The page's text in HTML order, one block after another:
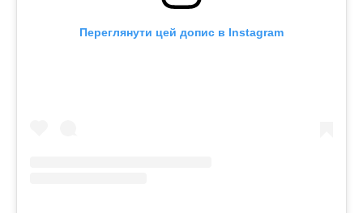
Переглянути цей допис в Instagram